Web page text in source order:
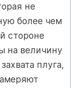
не
более чем
стороне
на величину
плуга,